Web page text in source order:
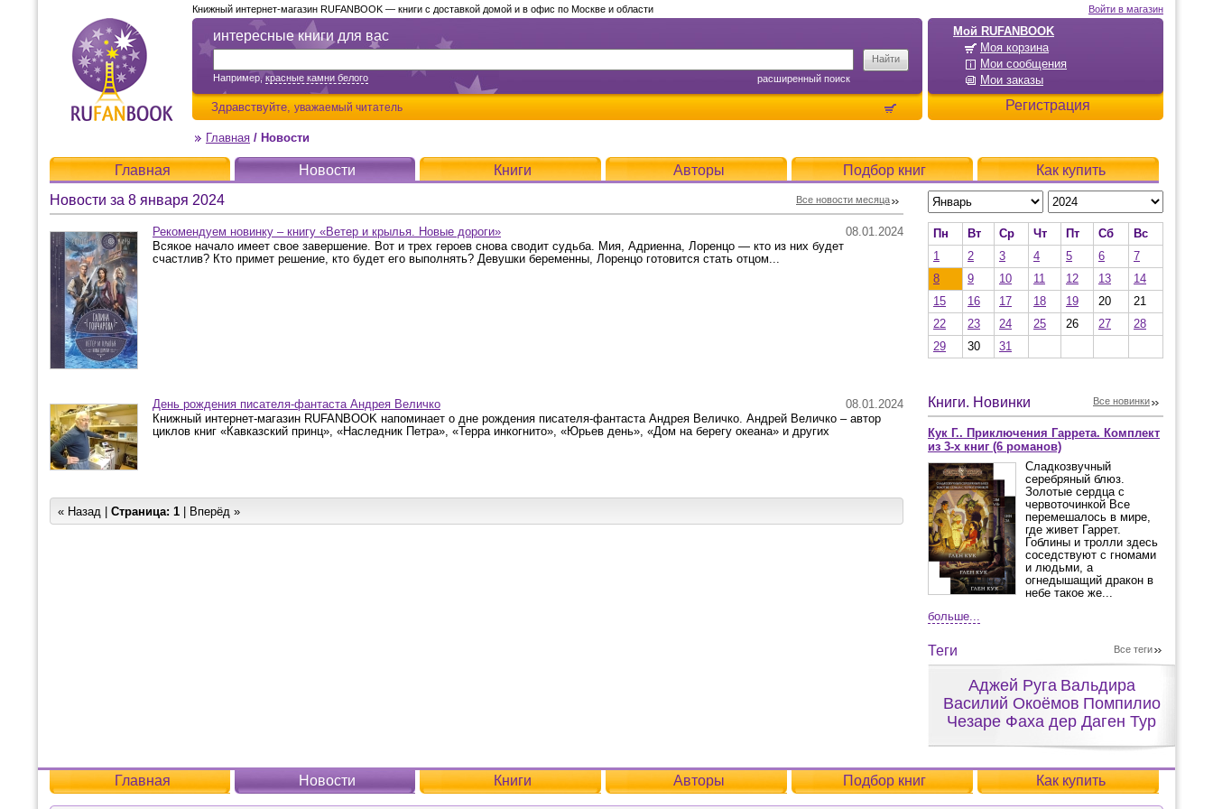
Мой RUFANBOOK
Моя корзина
Мои сообщения
Мои заказы
Регистрация
Войти в магазин
интересные книги для вас
Например,красные камни белого расширенный поиск
Здравствуйте, уважаемый читатель
Книжный интернет-магазин RUFANBOOK — книги с доставкой домой и в офис по Москве и области
Главная / Новости
Главная Новости Книги Авторы Подбор книг
Как купить
Новости за 8 января 2024
Все новости месяца
Рекомендуем новинку – книгу «Ветер и крылья. Новые дороги»
08.01.2024
Всякое начало имеет свое завершение. Вот и трех героев снова сводит судьба. Мия, Адриенна, Лоренцо — кто из них будет
счастлив? Кто примет решение, кто будет его выполнять? Девушки беременны, Лоренцо готовится стать отцом...
День рождения писателя-фантаста Андрея Величко
08.01.2024
Книжный интернет-магазин RUFANBOOK напоминает о дне рождения писателя-фантаста Андрея Величко. Андрей Величко – автор
циклов книг «Кавказский принц», «Наследник Петра», «Терра инкогнито», «Юрьев день», «Дом на берегу океана» и других
« Назад | Страница: 1 | Вперёд »
Пн Вт Ср Чт Пт Сб
Вс
1
2 3 4 5 6
7
8
9 10 11 12 13
14
15
16 17 18 19 20
21
22
23 24 25 26 27
28
29
30 31
Книги. Новинки Все новинки
Кук Г.. Приключения Гаррета. Комплект
из 3-х книг (6 романов)
Сладкозвучный
серебряный блюз.
Золотые сердца с
червоточинкой Все
перемешалось в мире,
где живет Гаррет.
Гоблины и тролли здесь
соседствуют с гномами
и людьми, а
огнедышащий дракон в
небе такое же...
больше...
Теги Все теги
Аджей Руга Вальдира
Василий Окоёмов Помпилио
Чезаре Фаха дер Даген Тур
Главная Новости Книги Авторы Подбор книг Как купить